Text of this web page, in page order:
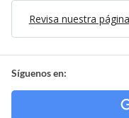
Revisa nuestra
Síguenos en: